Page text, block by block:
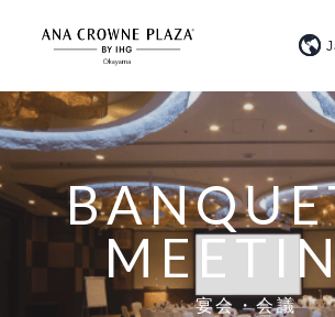
ご宿泊
客室紹介
スタンダード
プレミアム
アメニティ・貸出備品
朝食のご案内
レストラン＆バー
1F カジュアルダイニングウル
20F 和食ダイニング 廚洊
宴会・会議
宴会場のご案内
ウェディング
宴会・会議